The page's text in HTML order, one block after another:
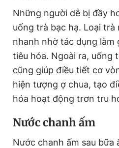
i
Những người dễ bị đầy
uống trà bạc hạ. Loại trà
nhanh nhờ tác dụng làm
tiêu hóa. Ngoài ra, uống
cũng giúp điều tiết cơ
hiện tượng ợ chua, tạo
hóa hoạt động trơn tru
Nước chanh ấm
Nước chanh ấm sau bữa